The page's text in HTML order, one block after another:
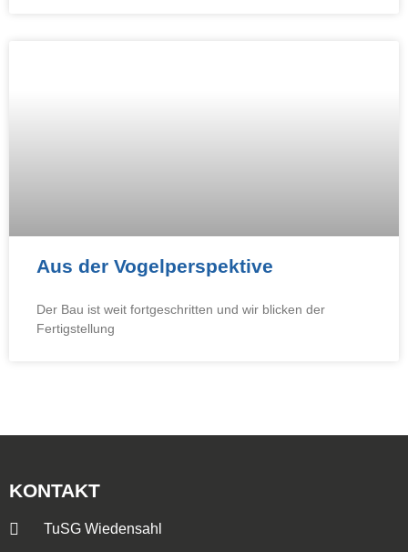
Aus der Vogelperspektive
Der Bau ist weit fortgeschritten und wir blicken der
Fertigstellung
KONTAKT
TuSG Wiedensahl